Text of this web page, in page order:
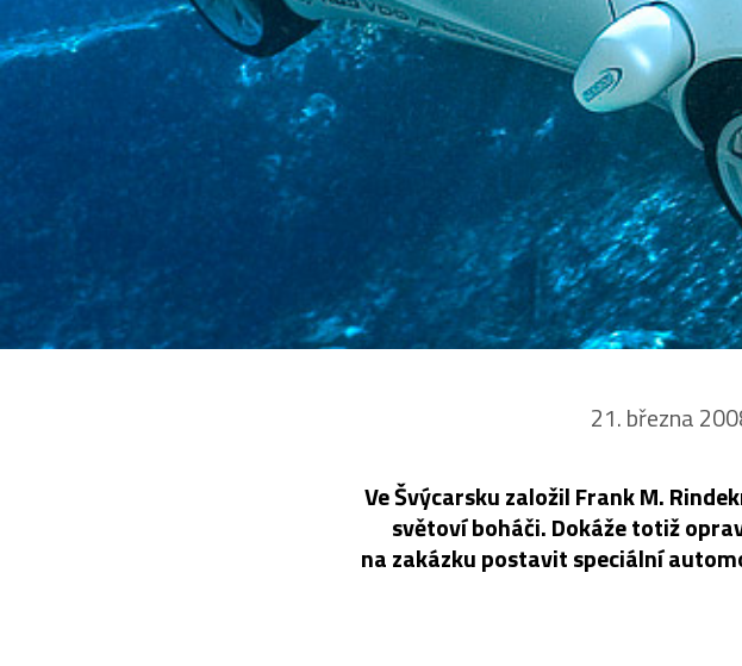
21. března
Ve Švýcarsku založil Frank M.
světoví boháči. Dokáže totiž
na zakázku postavit speciální